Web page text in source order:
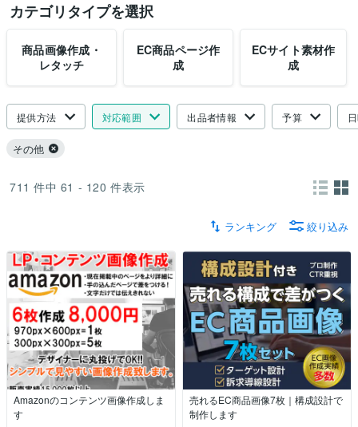
カテゴリタイプを選択
商品画像作成・
レタッチ
EC商品ページ作
成
ECサイト素材作
成
提供方法 対応範囲 出品者情報 予算
その他
711 件中 61 - 120 件表示
ランキング 絞り込み
Amazonのコンテンツ画像作成しま
す
売れるEC商品画像7枚｜構成設計で
制作します